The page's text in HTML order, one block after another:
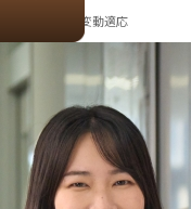
気候変動適応
特別研究員がThe
Industrial Ecology
at the ISIE Socio-
を受賞